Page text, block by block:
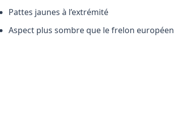
Pattes jaunes à l’extrémité
Aspect plus sombre que le frelon européen